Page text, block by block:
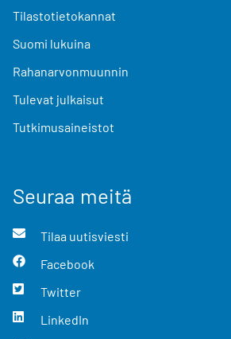
Tilastotietokannat
Suomi lukuina
Rahanarvonmuunnin
Tulevat julkaisut
Tutkimusaineistot
Seuraa meitä
Tilaa uutisviesti
Facebook
Twitter
LinkedIn